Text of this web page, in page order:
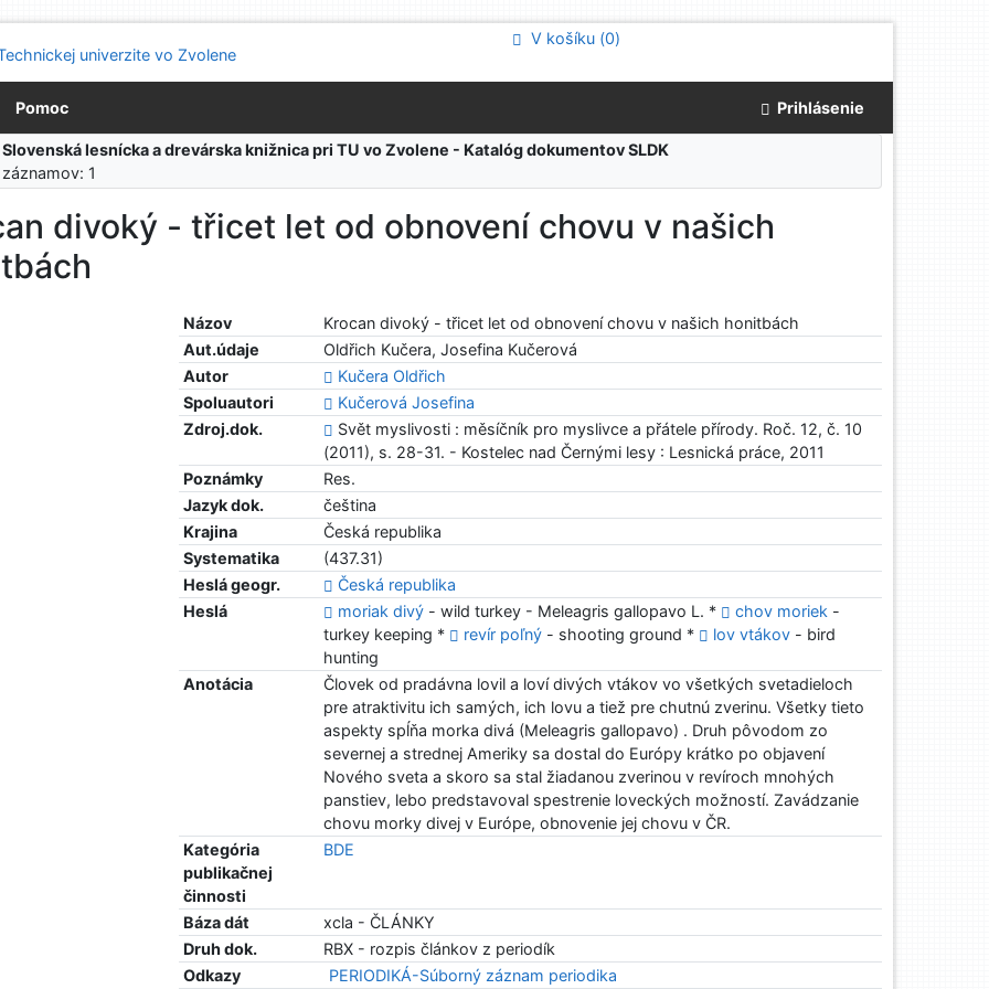
V košíku (0)
Pomoc Prihlásenie
Slovenská lesnícka a drevárska knižnica pri TU vo Zvolene - Katalóg dokumentov SLDK
1
divoký - třicet let od obnovení chovu v našich
Názov
Krocan divoký - třicet let od obnovení chovu v našich honitbách
Aut.údaje
Oldřich Kučera, Josefina Kučerová
Autor
Kučera Oldřich
Spoluautori
Kučerová Josefina
Zdroj.dok.
Svět myslivosti : měsíčník pro myslivce a přátele přírody. Roč. 12, č. 10
(2011), s. 28-31. - Kostelec nad Černými lesy : Lesnická práce, 2011
Poznámky
Res.
Jazyk dok.
čeština
Krajina
Česká republika
Systematika
(437.31)
Heslá geogr.
Česká republika
Heslá
moriak divý - wild turkey - Meleagris gallopavo L. * chov moriek -
turkey keeping *
revír poľný - shooting ground * lov vtákov - bird
hunting
Anotácia
Človek od pradávna lovil a loví divých vtákov vo všetkých svetadieloch
pre atraktivitu ich samých, ich lovu a tiež pre chutnú zverinu. Všetky tieto
aspekty spĺňa morka divá (Meleagris gallopavo) . Druh pôvodom zo
severnej a strednej Ameriky sa dostal do Európy krátko po objavení
Nového sveta a skoro sa stal žiadanou zverinou v revíroch mnohých
panstiev, lebo predstavoval spestrenie loveckých možností. Zavádzanie
chovu morky divej v Európe, obnovenie jej chovu v ČR.
Kategória
publikačnej
činnosti
BDE
Báza dát
xcla - ČLÁNKY
Druh dok.
RBX - rozpis článkov z periodík
Odkazy
PERIODIKÁ-Súborný záznam periodika